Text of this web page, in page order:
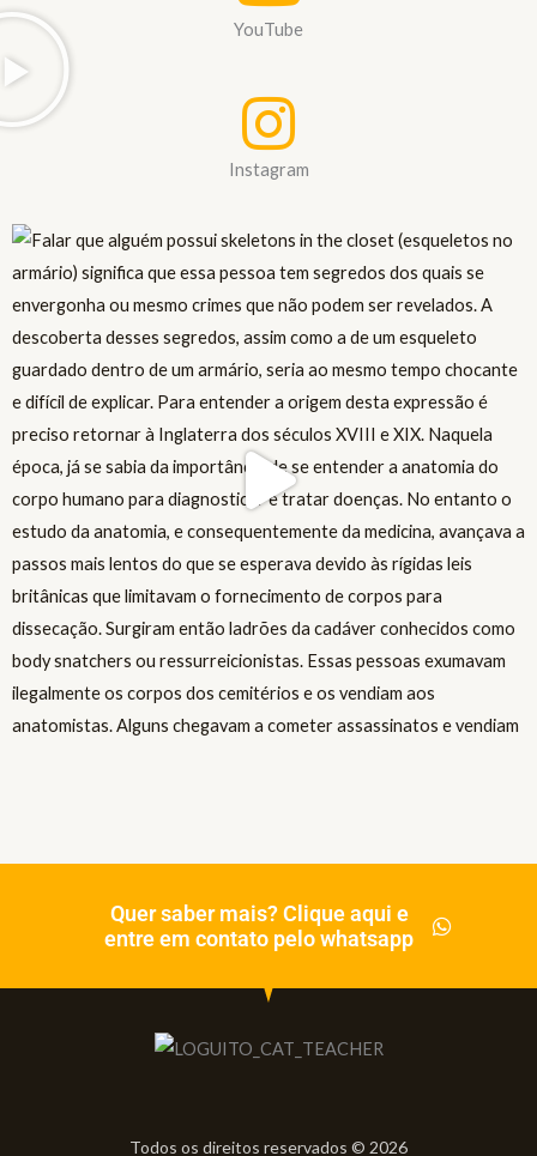
YouTube
Instagram
Quer saber mais? Clique aqui e
entre em contato pelo whatsapp
Todos os direitos reservados © 2026